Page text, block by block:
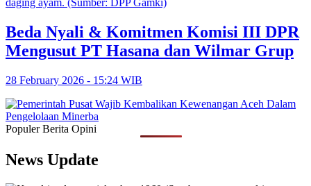
Beda Nyali & Komitmen Komisi III DPR
Mengusut PT Hasana dan Wilmar Grup
28 February 2026 - 15:24 WIB
Populer Berita Opini
News Update